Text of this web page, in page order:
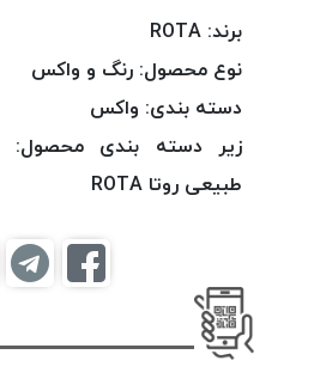
برند: ROTA
نوع محصول: رنگ و واکس
دسته بندی: واکس
زیر دسته بندی محصول:
طبیعی روتا ROTA